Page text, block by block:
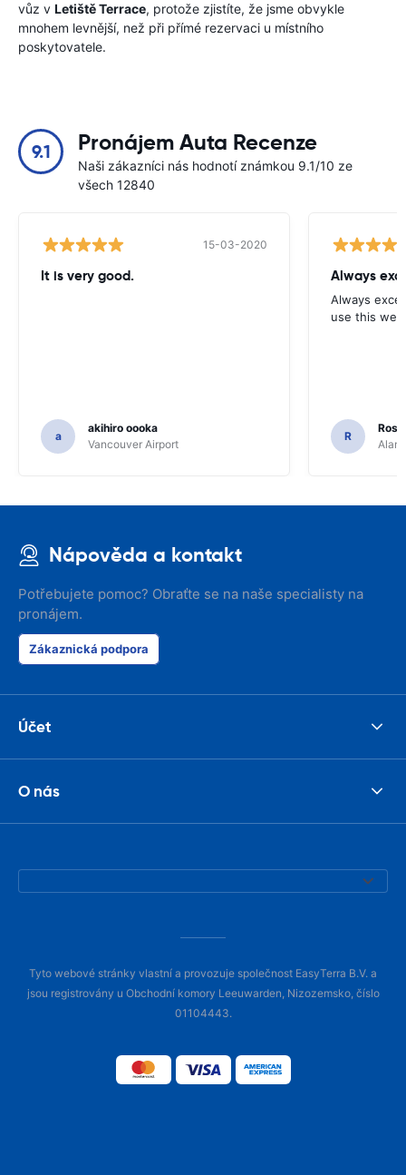
vůz v Letiště Terrace, protože zjistíte, že jsme obvykle
mnohem levnější, než při přímé rezervaci u místního
poskytovatele.
9.1 Pronájem Auta Recenze
Naši zákazníci nás hodnotí známkou 9.1/10 ze
všech 12840
15-03-2020
It is very good.
a
akihiro oooka
Vancouver Airport
Always
Always
use this
R
Nápověda a kontakt
Potřebujete pomoc? Obraťte se na naše specialisty na
pronájem.
Zákaznická podpora
Účet
O nás
Tyto webové stránky vlastní a provozuje společnost EasyTerra B.V. a
jsou registrovány u Obchodní komory Leeuwarden, Nizozemsko, číslo
01104443.